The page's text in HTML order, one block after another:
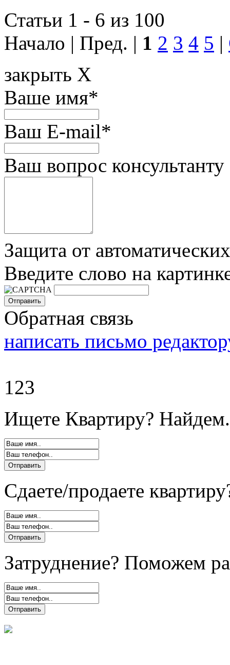
Статьи 1 - 6 из 100
Начало | Пред. | 1 2 3 4 5 |
закрыть X
Ваше имя*
Ваш E-mail*
Ваш вопрос консультанту
Защита от
Введите слово на
Обратная связь
написать письмо
123
Ищете Квартиру?
Сдаете/продаете
Затруднение? Поможем